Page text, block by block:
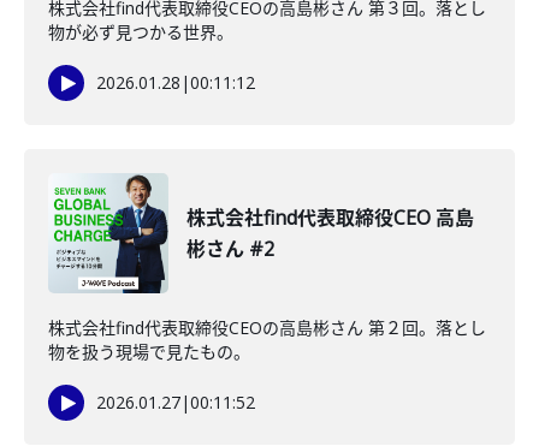
株式会社find代表取締役CEOの高島彬さん 第３回。落とし
物が必ず見つかる世界。
2026.01.28 |00:11:12
株式会社find代表取締役CEO 高島
彬さん #2
株式会社find代表取締役CEOの高島彬さん 第２回。落とし
物を扱う現場で見たもの。
2026.01.27|00:11:52